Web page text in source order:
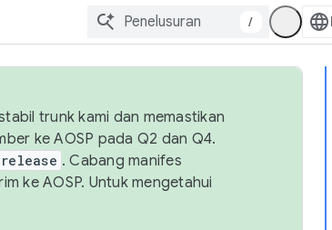
/
trunk kami dan memastikan
ke AOSP pada Q2 dan Q4.
. Cabang manifes
ke AOSP. Untuk mengetahui